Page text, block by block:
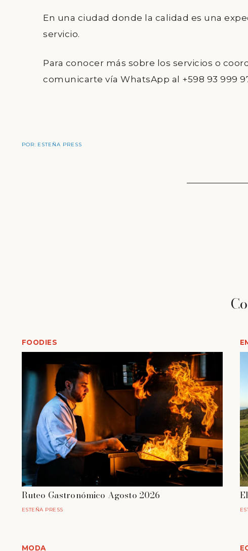
En una ciudad donde la calidad es una
servicio.
Para conocer más sobre los servicios o
comunicarte vía WhatsApp al +598 93 999
POR: ESTEÑA PRESS
FOODIES
Ruteo Gastronómico Agosto 2026
ESTEÑA PRESS
MODA